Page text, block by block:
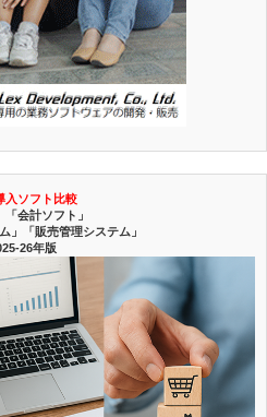
入ソフト比較
「会計ソフト」
」「販売管理システム」
26年版